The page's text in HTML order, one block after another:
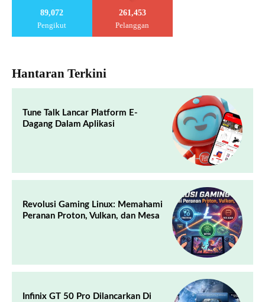
89,072
Pengikut
261,453
Pelanggan
Hantaran Terkini
Tune Talk Lancar Platform E-
Dagang Dalam Aplikasi
Revolusi Gaming Linux: Memahami
Peranan Proton, Vulkan, dan Mesa
Infinix GT 50 Pro Dilancarkan Di